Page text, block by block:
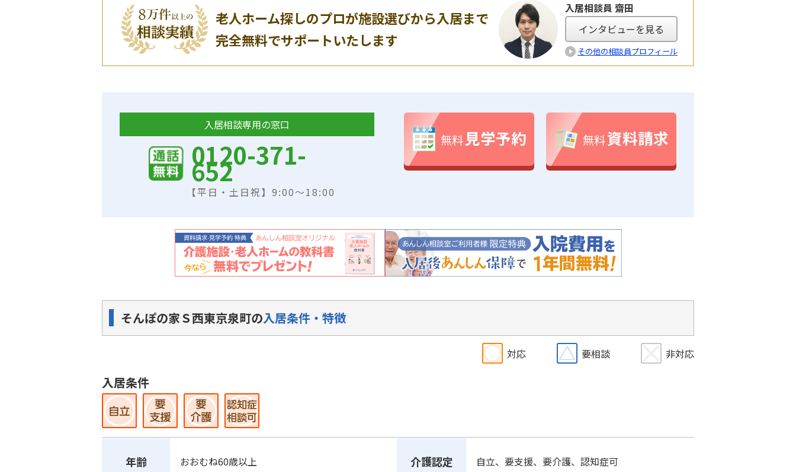
老人ホーム探しのプロが施設選びから入居まで
完全無料でサポートいたします
入居相談員 齋田
インタビューを見る
その他の相談員プロフィール
入居相談専用の窓口
0120-371-
652
【平日・土日祝】9:00～18:00
無料 見学予約 無料資料請求
そんぽの家Ｓ西東京泉町の入居条件・特徴
対応 要相談 非対応
入居条件
年齢 おおむね60歳以上 介護認定 自立、要支援、要介護、認知症可